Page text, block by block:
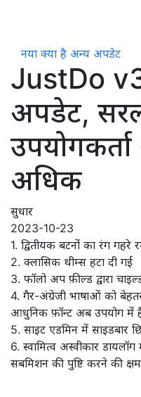
नया क्या है अन्य अपडेट
JustDo
अपडेट,
अधिक
सुधार
2023-10-23
1. द्वितीयक बटनों का रंग गहरे
2. क्लासिक थीम्स हटा दी गईं
3. फॉलो अप फ़ील्ड द्वारा
4. गैर-अंग्रेजी भाषाओं को
आधुनिक फ़ॉन्ट अब उपयोग में
5. साइट एडमिन में साइडबार
6. स्वामित्व अस्वीकार
सबमिशन की पुष्टि करने की